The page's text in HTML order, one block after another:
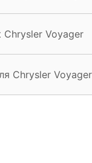
Voyager
Chrysler Voyager